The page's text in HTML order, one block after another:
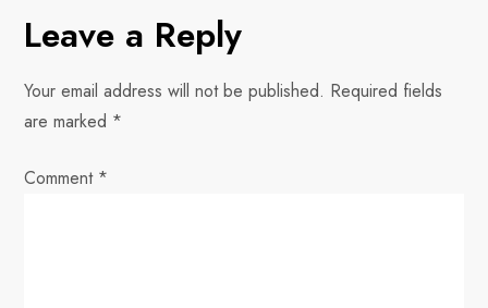
n
a
v
i
Leave a Reply
Your email address will not be published. Required fields
are marked *
Comment *